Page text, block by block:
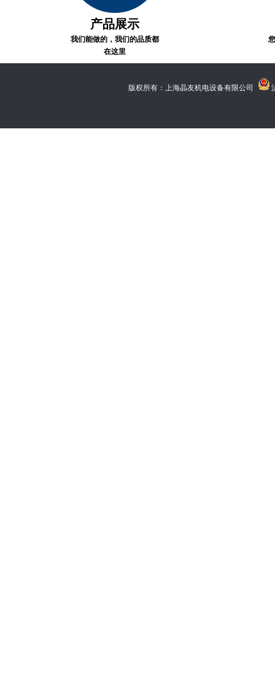
产品展示
我们能做的，我们的品质都
在这里
版权所有：上海晶友机电设备有限公司